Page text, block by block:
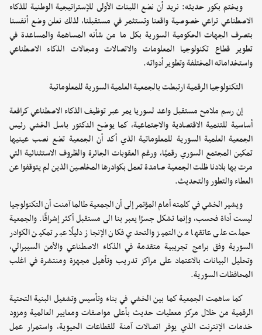
ويختم بكور حديثه: نريد أن نضع اللبنات الأولى للإستراتيجية الوطنية للذكاء
الاصطناعي تراعي خصوصية واقعنا وتستثمر في مستقبلنا، لذلك نعلن وضع أنفسنا
بتصرف الجهات الحكومية السورية بكل ما من شأنه المساهمة والمساعدة في
تطوير قطاع تكنولوجيا المعلومات والاتصالات ومجالات الذكاء الاصطناعي
واستخداماته المختلفة وتطوير أدواته.
التكنولوجيا الرقمية ارتبطت بالجمعية العلمية السورية للمعلوماتية
إن رسم ملامح مستقبل واعد لسوريا يمر عبر توظيف الذكاء الاصطناعي كرافعة
أساسية للتنمية الاقتصادية والاجتماعية، كما يوضح الدكتور باسل الخشي رئيس
الجمعية العلمية السورية للمعلوماتية الذي أكد أن الجمعية تضع نصب عينيها
تمكين المجتمع السوري رقميًا، ورغم العقوبات الجائرة والظروف الاستثنائية التي
مرت بها بلادنا ظلت الجمعية صامدة تعمل بكوادرها المخلصين الذين لم يتوقفوا عن
العطاء والتطور والتحديث.
ويشير الخشي في كلمته أمام المؤتمر إلى أن الجمعية طالما آمنت أن التكنولوجيا
ليست أداة فحسب، وإنما تشكل جسرًا يعبر بنا الى مستقبل أكثر إشراقًا. والجمعية
حملت على عاتقها من التميز والتحدي فكان الإنجاز دليلًا عبر تمكين الكوادر
السورية وفق برامج تجريبية متقدمة في الذكاء الاصطناعي والأمن السيبرالي،
وتحليل البيانات بالاعتماد على مراكز تدريب وتأهيل مجهزة ومنتشرة في اغلب
المحافظات السورية.
كما ساهمت الجمعية كما بين الخشي في بناء وتأسيس وتشغيل البنية التحتية
الرقمية من خلال مركز معطيات حديث بأعلى مواصفات ومعايير العالمية ومزود
خدمات الإنترنت الذي يوفر اتصالات آمنة للقطاعات الحيوية، واستمرار عمل